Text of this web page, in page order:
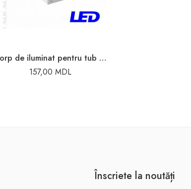
Corp de iluminat pentru tub led 2*18W IP44 G13 Panlight
157,00 MDL
Înscriete la noutăți